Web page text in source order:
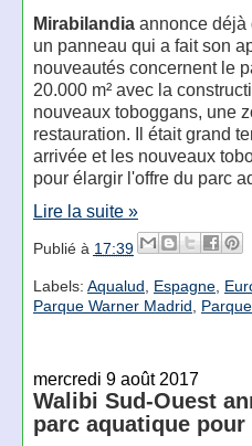
Mirabilandiaannonce déjà
un panneau qui a fait son
nouveautés concernent le
20.000 m² avec la
nouveaux toboggans, une
restauration. Il était grand
arrivée et les nouveaux
pour élargir l'offre du parc
Lire la suite »
Publié à 17:39
Labels: Aqualud Espagne,
Parque Warner Madrid
mercredi 9 août 2017
Walibi Sud-Ouest
parc aquatique pour